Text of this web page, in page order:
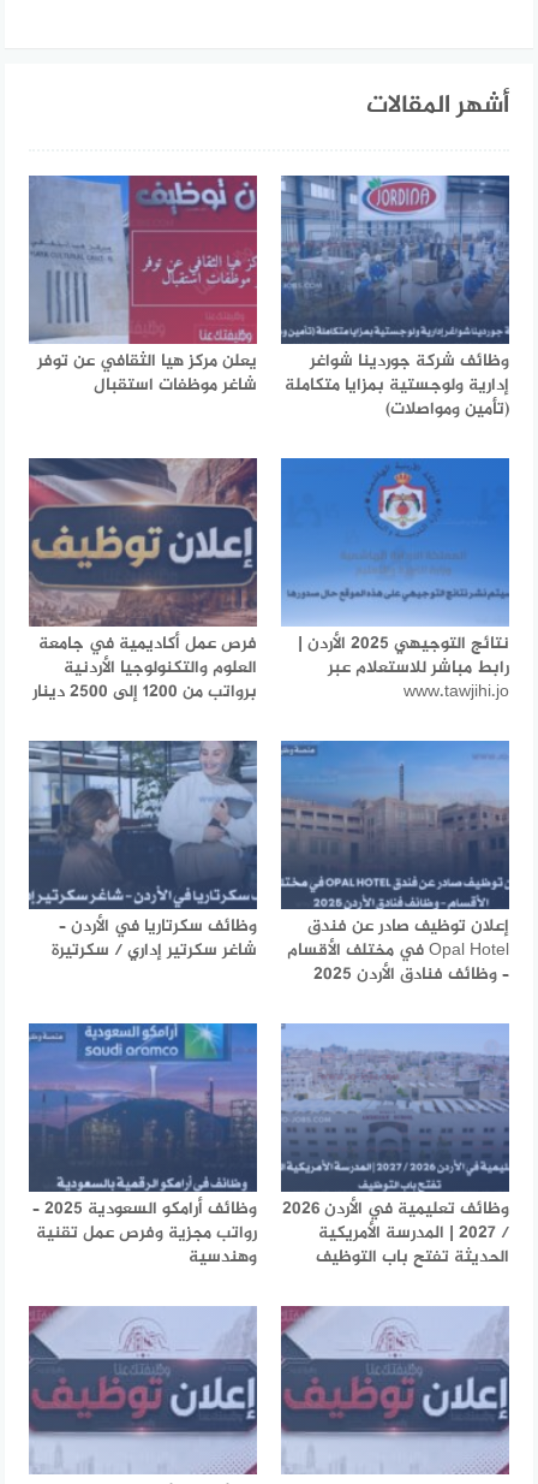
أشهر المقالات
وظائف شركة جوردينا شواغر
إدارية ولوجستية بمزايا متكاملة
(تأمين ومواصلات)
يعلن مركز هيا الثقافي عن توفر
شاغر موظفات استقبال
نتائج التوجيهي 2025 الأردن |
رابط مباشر للاستعلام عبر
www.tawjihi.jo
فرص عمل أكاديمية في جامعة
العلوم والتكنولوجيا الأردنية
برواتب من 1200 إلى 2500 دينار
إعلان توظيف صادر عن فندق
Opal Hotel في مختلف الأقسام
– وظائف فنادق الأردن 2025
وظائف سكرتاريا في الأردن –
شاغر سكرتير إداري / سكرتيرة
وظائف تعليمية في الأردن 2026
/ 2027 | المدرسة الأمريكية
الحديثة تفتح باب التوظيف
وظائف أرامكو السعودية 2025 –
رواتب مجزية وفرص عمل تقنية
وهندسية